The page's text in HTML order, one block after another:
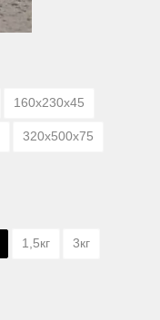
160х230х45
320х500х75
1,5кг 3кг